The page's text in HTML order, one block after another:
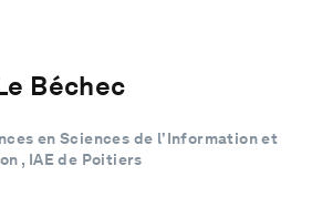
Béchec
en Sciences de l’Information et
, IAE de Poitiers